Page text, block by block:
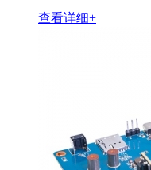
查看详细+